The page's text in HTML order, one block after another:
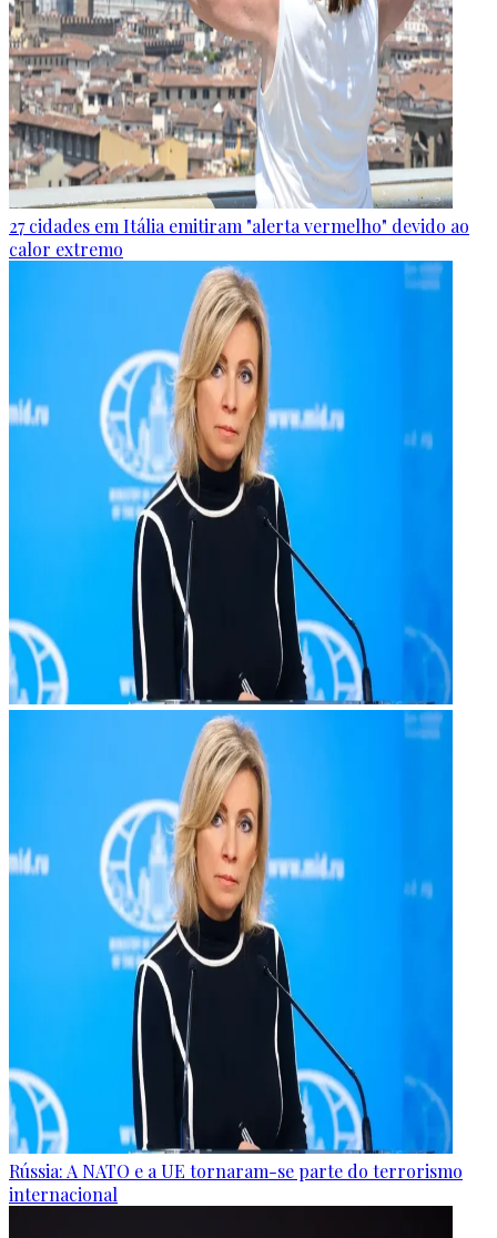
27 cidades em Itália emitiram "alerta vermelho" devido ao
calor extremo
Rússia: A NATO e a UE tornaram-se parte do terrorismo
internacional